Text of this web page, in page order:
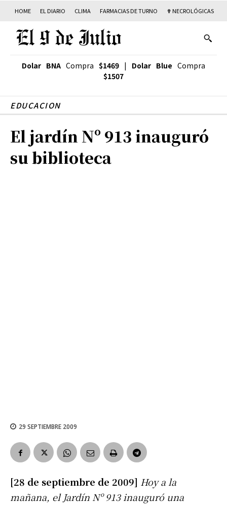
HOME EL DIARIO CLIMA FARMACIAS DE TURNO ✟ NECROLÓGICAS
Dolar BNA Compra $1469 | Dolar Blue Compra
$1507
EDUCACION
El jardín Nº 913 inauguró
su biblioteca
29 SEPTIEMBRE 2009
[28 de septiembre de 2009] Hoy a la
mañana, el Jardín Nº 913 inauguró una